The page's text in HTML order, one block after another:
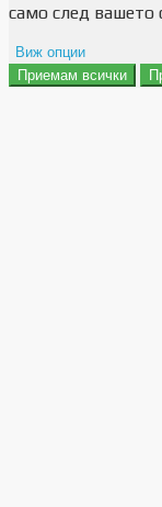
само след вашето
Виж опции
Препочитания за
Приемам всички